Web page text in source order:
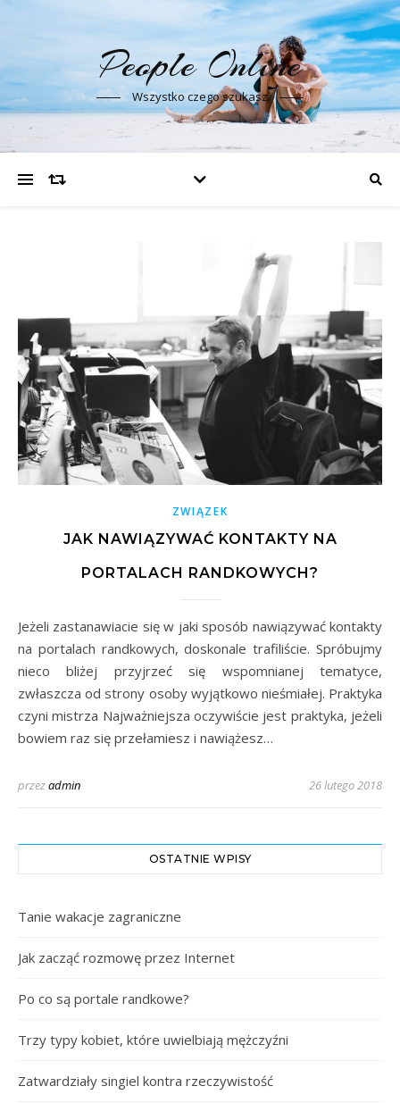
People Online
Wszystko czego szukasz
ZWIĄZEK
JAK NAWIĄZYWAĆ KONTAKTY NA
PORTALACH RANDKOWYCH?
Jeżeli zastanawiacie się w jaki sposób nawiązywać kontakty
na portalach randkowych, doskonale trafiliście. Spróbujmy
nieco bliżej przyjrzeć się wspomnianej tematyce,
zwłaszcza od strony osoby wyjątkowo nieśmiałej. Praktyka
czyni mistrza Najważniejsza oczywiście jest praktyka, jeżeli
bowiem raz się przełamiesz i nawiążesz…
przezadmin 26 lutego 2018
OSTATNIE WPISY
Tanie wakacje zagraniczne
Jak zacząć rozmowę przez Internet
Po co są portale randkowe?
Trzy typy kobiet, które uwielbiają mężczyźni
Zatwardziały singiel kontra rzeczywistość